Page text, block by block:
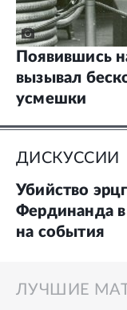
Появившись
вызывал
усмешки
ДИСКУССИИ
Убийство
Фердинанда в
на события
ЛУЧШИЕ